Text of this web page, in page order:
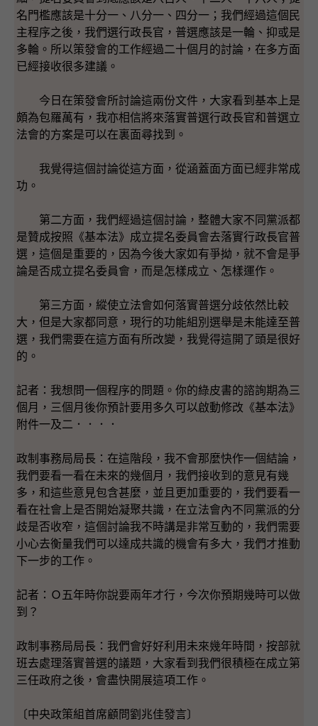
名門檻應該是十分一、八分一、四分一；我們經過這個民
主程序之後，我們選行政長官，普選應該是一輪、抑或是
多輪。所以策發會的工作經過二十個月的討論，在多方面
已經接收很多建議。
今日在策發會所討論這兩份文件，大家看到基本上是
頗為包羅萬有，我亦相信將來落實普選行政長官和普選立
法會的方案是可以在裏面尋找到。
我覺得這個討論從這方面，從涵蓋面方面已經非常成
功。
第二方面，我們經過這個討論，整體大家不同黨派都
是贊成按照《基本法》成立提名委員會去落實行政長官普
選，這個是重要的，因為今後大家如有爭拗，就不會是爭
論是否成立提名委員會，而是怎樣成立、怎樣運作。
第三方面，縱使立法會如何落實普選分歧依然比較
大，但是大家都同意，現行的功能組別選舉是未能達至普
選，我們需要在這方面有所改變，我覺得這開了頭是很好
的。
記者：我想問一個程序的問題。你的綠皮書的諮詢期為三
個月，三個月後你預計要用多久可以啟動修改《基本法》
附件一及二．．．．
政制事務局局長：在這階段，我不會那麼快作一個結論，
我們要看一看在未來的幾個月，我們接收到的意見有幾
多，和這些意見包含甚麼，並且更加重要的，我們要看一
看在社會上是否開始凝聚共識，在立法會內不同黨派的分
歧是否收窄，這個討論我不時講是非常互動的，我們需要
小心去衡量我們可以達成共識的機會有多大，我們才推動
下一步的工作。
記者：Ｏ五年時你說要兩年才行，今次你預期幾時可以做
到？
政制事務局局長：我們會好好利用未來幾年時間，按部就
班去處理落實普選的議題，大家看到我們很積極在成立第
三任政府之後，會盡快開展這項工作。
〔中央政策組首席顧問劉兆佳發言〕